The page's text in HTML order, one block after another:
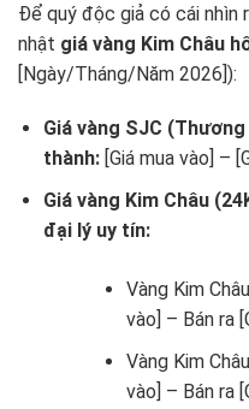
Để quý độc giả có cái nhìn
nhật giá vàng Kim Châu
[Ngày/Tháng/Năm 2026]):
Giá vàng SJC
thành:[Giá mua vào] –
Giá vàng Kim Châu
đại lý uy tín:
Vàng Kim
vào] – Bán ra
Vàng Kim
vào] – Bán ra